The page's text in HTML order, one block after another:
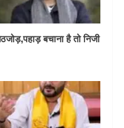
बचाना है तो निजी